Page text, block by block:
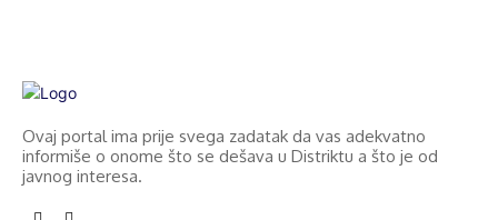
Ovaj portal ima prije svega zadatak da vas adekvatno
informiše o onome što se dešava u Distriktu a što je od
javnog interesa.